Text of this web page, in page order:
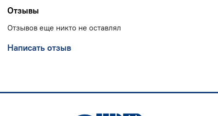
Отзывы
Отзывов еще никто не оставлял
Написать отзыв